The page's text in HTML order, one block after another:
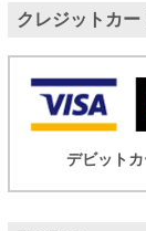
クレジットカー
デビットカ